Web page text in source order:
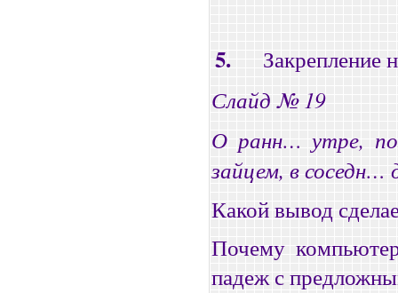
5. Закрепление
Слайд № 19
О ранн… утре,
зайцем, в соседн…
Какой вывод
Почему
падеж с